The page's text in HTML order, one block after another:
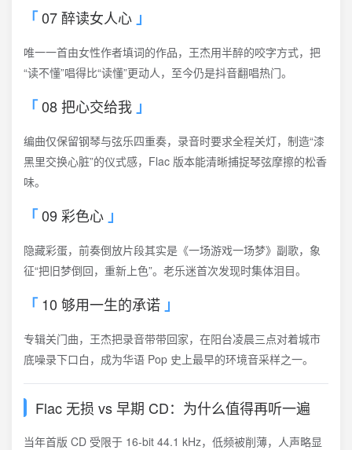
07 醉读女人心
唯一一首由女性作者填词的作品，王杰用半醉的咬字方式，把
“读不懂”唱得比“读懂”更动人，至今仍是抖音翻唱热门。
08 把心交给我
编曲仅保留钢琴与弦乐四重奏，录音时要求全程关灯，制造“漆
黑里交换心脏”的仪式感，Flac 版本能清晰捕捉琴弦摩擦的松香
味。
09 彩色心
隐藏彩蛋，前奏倒放片段其实是《一场游戏一场梦》副歌，象
征“把旧梦倒回，重新上色”。老乐迷首次发现时集体泪目。
10 够用一生的承诺
专辑关门曲，王杰把录音带带回家，在阳台凌晨三点对着城市
底噪录下口白，成为华语 Pop 史上最早的环境音采样之一。
Flac 无损 vs 早期 CD：为什么值得再听一遍
当年首版 CD 受限于 16-bit 44.1 kHz，低频被削薄，人声略显